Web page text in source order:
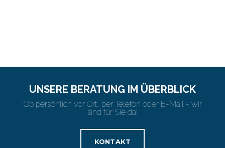
UNSERE BERATUNG IM ÜBERBLICK
Ob persönlich vor Ort, per Telefon oder E-Mail - wir
sind für Sie da!
KONTAKT